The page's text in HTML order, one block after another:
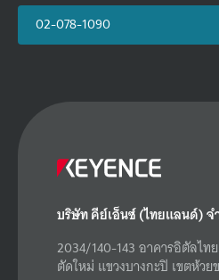
02-078-1090
บริษัท คีย์เอ็นซ์ (ไทยแลนด์)
2034/140-143 อาคารอิตัลไท
ตัดใหม่ แขวงบางกะปิ เขตห้วย